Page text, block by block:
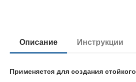
Описание Инструкции
Применяется для создания